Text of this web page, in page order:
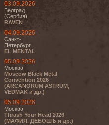
03.09.2026
Белград
(Сербия)
RAVEN
04.09.2026
Санкт-
Петербург
EL MENTAL
05.09.2026
Москва
Moscow Black Metal
Convention 2026
(ARCANORUM ASTRUM,
VEDMAK и др.)
05.09.2026
Москва
Thrash Your Head 2026
(МАФИЯ, ДЕБОШЪ и др.)